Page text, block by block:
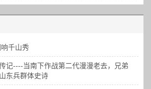
千山秀
记----当南下作战第二代漫漫老去，兄弟
东兵群体史诗